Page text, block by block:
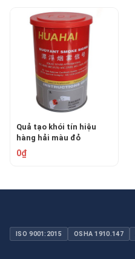
Quả tạo khói tín hiệu
hàng hải màu đỏ
HUAHAI JHB-4R
0₫
ISO 9001:2015 OSHA 1910.147